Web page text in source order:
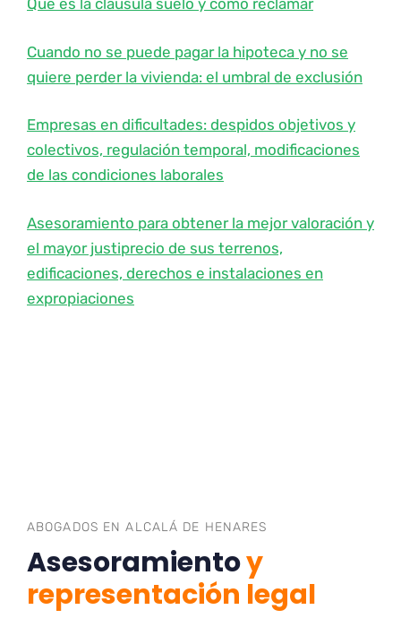
Qué es la cláusula suelo y cómo reclamar
Cuando no se puede pagar la hipoteca y no se
quiere perder la vivienda: el umbral de exclusión
Empresas en dificultades: despidos objetivos y
colectivos, regulación temporal, modificaciones
de las condiciones laborales
Asesoramiento para obtener la mejor valoración y
el mayor justiprecio de sus terrenos,
edificaciones, derechos e instalaciones en
expropiaciones
ABOGADOS EN ALCALÁ DE HENARES
Asesoramientoy
representación legal